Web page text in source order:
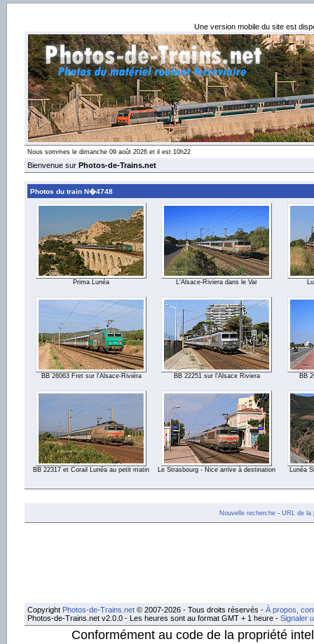
Une version mobile du site est
Nous sommes le dimanche 09 août 2026 et il est 10h22
Bienvenue sur Photos-de-Trains.net
Photos du train N�4748
Prima Lunéa L'Alsace-Riviera dans le Var
BB 26063 Fret sur l'Alsace-Riviéra BB 22251 sur l'Alsace Riviera BB
BB 22317 et Corail Lunéa au petit matin Le Strasbourg - Nice arrive à destination Lunéa
Nouvelle recherche- URL de la
Copyright Photos-de-Trains.net © 2007-2026 - Tous droits réservés - À propos,
Photos-de-Trains.net v2.0.0 - Les heures sont au format GMT + 1 heure - Signaler
Conformément au code de la propriété